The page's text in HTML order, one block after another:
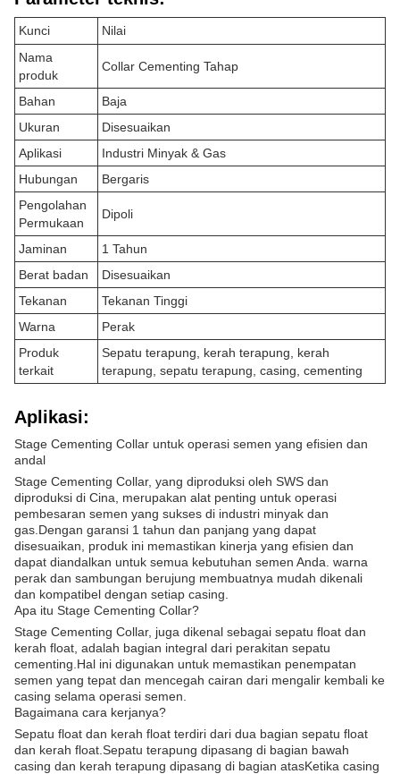
Kunci
Nilai
Nama
produk
Collar Cementing Tahap
Bahan
Baja
Ukuran
Disesuaikan
Aplikasi
Industri Minyak & Gas
Hubungan
Bergaris
Pengolahan
Permukaan
Dipoli
Jaminan
1 Tahun
Berat badan
Disesuaikan
Tekanan
Tekanan Tinggi
Warna
Perak
Produk
terkait
Sepatu terapung, kerah terapung, kerah
terapung, sepatu terapung, casing, cementing
Aplikasi:
Stage Cementing Collar untuk operasi semen yang efisien dan
andal
Stage Cementing Collar, yang diproduksi oleh SWS dan
diproduksi di Cina, merupakan alat penting untuk operasi
pembesaran semen yang sukses di industri minyak dan
gas.Dengan garansi 1 tahun dan panjang yang dapat
disesuaikan, produk ini memastikan kinerja yang efisien dan
dapat diandalkan untuk semua kebutuhan semen Anda. warna
perak dan sambungan berujung membuatnya mudah dikenali
dan kompatibel dengan setiap casing.
Apa itu Stage Cementing Collar?
Stage Cementing Collar, juga dikenal sebagai sepatu float dan
kerah float, adalah bagian integral dari perakitan sepatu
cementing.Hal ini digunakan untuk memastikan penempatan
semen yang tepat dan mencegah cairan dari mengalir kembali ke
casing selama operasi semen.
Bagaimana cara kerjanya?
Sepatu float dan kerah float terdiri dari dua bagian sepatu float
dan kerah float.Sepatu terapung dipasang di bagian bawah
casing dan kerah terapung dipasang di bagian atasKetika casing